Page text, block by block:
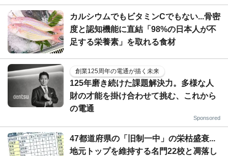
カルシウムでもビタミンCでもない...骨密
度と認知機能に直結「98%の日本人が不
足する栄養素」を取れる食材
創業125周年の電通が描く未来
125年磨き続けた課題解決力。多様な人
財の才能を掛け合わせて挑む、これから
の電通
Sponsored
47都道府県の「旧制一中」の栄枯盛衰...
地元トップを維持する名門22校と凋落し